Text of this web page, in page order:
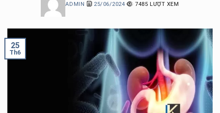
ADMIN 25/06/2024 7485 LƯỢT XEM
25
Th6